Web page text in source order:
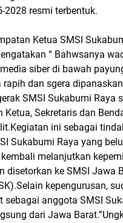
2028 resmi terbentuk.
Ketua SMSI
“ Bahwsanya
siber di bawah
dan sgera
SMSI Sukabumi Raya
Ketua, Sekretaris dan
ini sebagai
Sukabumi Raya yang
melanjutkan
disetorkan ke SMSI Jawa
kepengurusan,
sebagai anggota SMSI
dari Jawa